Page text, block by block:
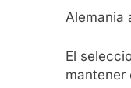
Alemania
El
mantener